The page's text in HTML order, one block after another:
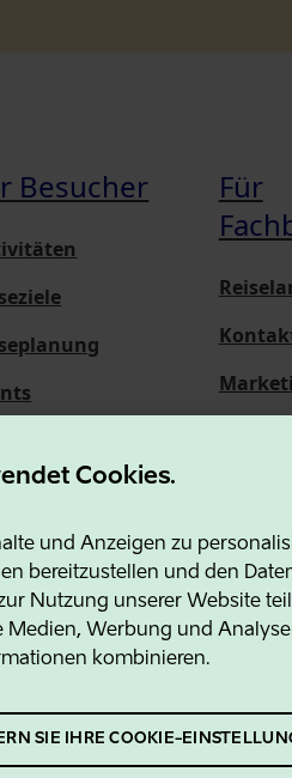
Cookies.
und Anzeigen zu
bereitzustellen und den
Nutzung unserer Website
Medien, Werbung und
kombinieren.
SIE IHRE COOKIE-
Besucher
Für
Business and Innovation Agency